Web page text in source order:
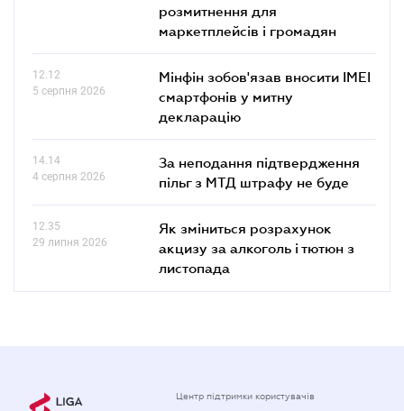
розмитнення для
маркетплейсів і громадян
12.12
5 серпня 2026
Мінфін зобов'язав вносити IMEI
смартфонів у митну
декларацію
14.14
4 серпня 2026
За неподання підтвердження
пільг з МТД штрафу не буде
12.35
29 липня 2026
Як зміниться розрахунок
акцизу за алкоголь і тютюн з
листопада
Центр підтримки користувачів